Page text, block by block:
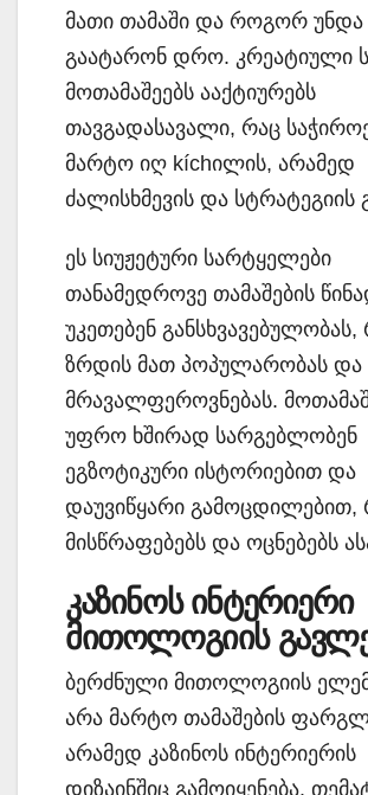
მათი თამაში და როგორ უნდა
გაატარონ დრო. კრეატიული
მოთამაშეებს ააქტიურებს
თავგადასავალი, რაც
მარტო იღ kíchილის, არამედ
ძალისხმევის და სტრატეგიის
ეს სიუჟეტური სარტყელები
თანამედროვე თამაშების
უკეთებენ განსხვავებულობას,
ზრდის მათ პოპულარობას და
მრავალფეროვნებას.
უფრო ხშირად სარგებლობენ
ეგზოტიკური ისტორიებით და
დაუვიწყარი გამოცდილებით,
მისწრაფებებს და ოცნებებს
კაზინოს ინტერიერი
მითოლოგიის
ბერძნული მითოლოგიის
არა მარტო თამაშების
არამედ კაზინოს ინტერიერის
დიზაინშიც გამოიყენება.